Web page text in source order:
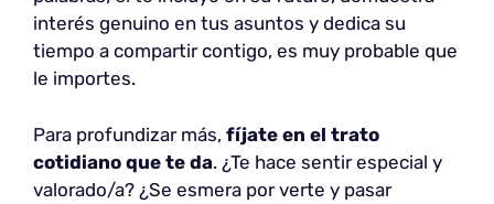
interés genuino en tus asuntos y dedica su
tiempo a compartir contigo, es muy probable que
le importes.
Para profundizar más, fíjate en el trato
cotidiano que te da. ¿Te hace sentir especial y
valorado/a? ¿Se esmera por verte y pasar